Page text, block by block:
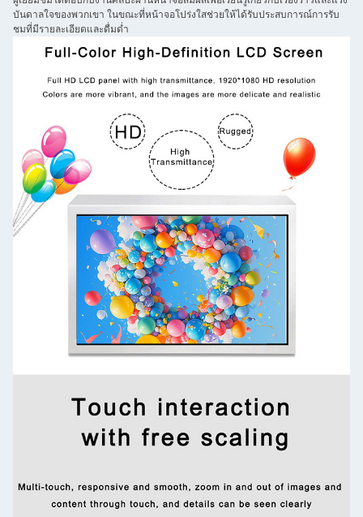
บันดาลใจของพวกเขา ในขณะที่หน้าจอโปร่งใสช่วยให้ได้รับประสบการณ์การรับ
ชมที่มีรายละเอียดและดื่มด่ำ